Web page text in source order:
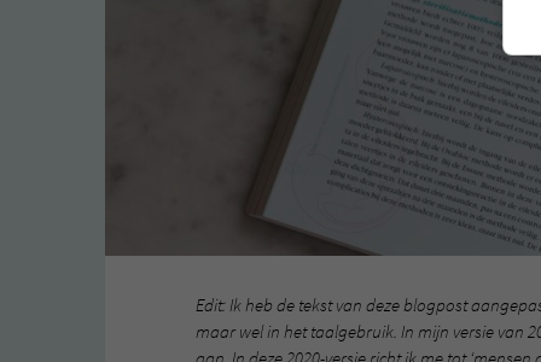
Edit: Ik heb de tekst van deze blogpost
maar wel in het taalgebruik. In mijn versie van